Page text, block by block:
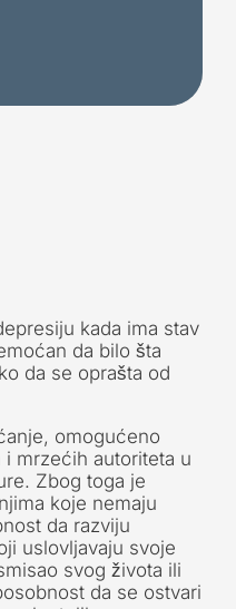
kada ima stav
da bilo šta
da se oprašta od
omogućeno
mrzećih autoriteta u
Zbog toga je
koje nemaju
da razviju
uslovljavaju svoje
svog života ili
da se ostvari